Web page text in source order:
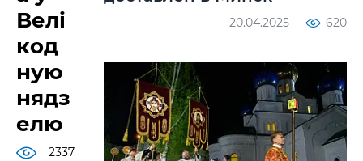
Велі
код
ную
нядз
елю
2337
20.04.2025 620